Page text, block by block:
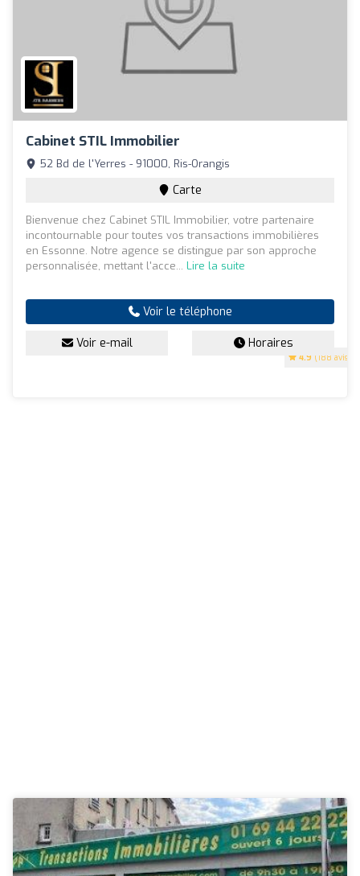
Cabinet STIL Immobilier
4.9 (188 avis)
52 Bd de l'Yerres - 91000, Ris-Orangis
Carte
Bienvenue chez Cabinet STIL Immobilier, votre partenaire
incontournable pour toutes vos transactions immobilières
en Essonne. Notre agence se distingue par son approche
personnalisée, mettant l'acce... Lire la suite
Voir le téléphone
Voir e-mail Horaires